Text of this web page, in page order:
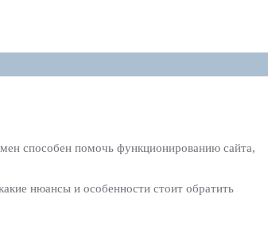
способен помочь функционированию сайта,
нюансы и особенности стоит обратить